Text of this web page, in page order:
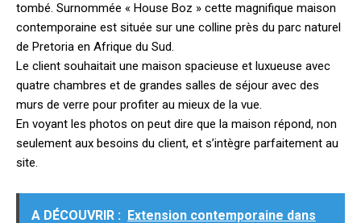
tombé. Surnommée « House Boz » cette magnifique maison
contemporaine est située sur une colline près du parc naturel
de Pretoria en Afrique du Sud.
Le client souhaitait une maison spacieuse et luxueuse avec
quatre chambres et de grandes salles de séjour avec des
murs de verre pour profiter au mieux de la vue.
En voyant les photos on peut dire que la maison répond, non
seulement aux besoins du client, et s’intègre parfaitement au
site.
A DÉCOUVRIR :
Extension contemporaine dans